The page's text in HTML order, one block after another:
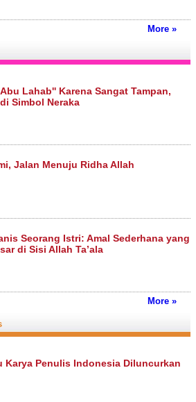
More »
Lahab'' Karena Sangat Tampan,
Simbol Neraka
Jalan Menuju Ridha Allah
Seorang Istri: Amal Sederhana yang
di Sisi Allah Ta’ala
More »
Karya Penulis Indonesia Diluncurkan